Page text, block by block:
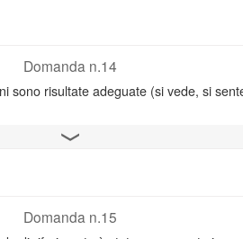
Domanda n.14
sono risultate adeguate (si vede, si
Apri il grafico
Domanda n.15